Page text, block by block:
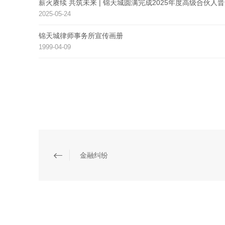
薪火赓续 共筑未来 | 锦天城圆满完成2025年度高级合伙人
2025-05-24
锦天城律师事务所宣传画册
1999-04-09
金融纠纷